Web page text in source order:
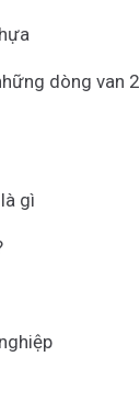
dòng van 2
gì